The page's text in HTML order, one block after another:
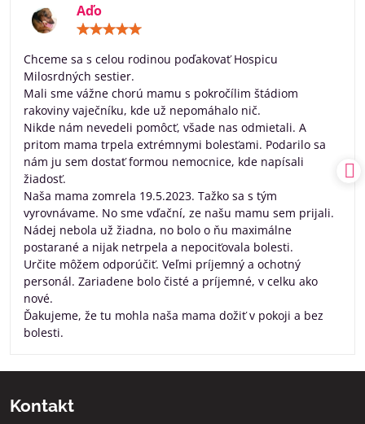
Aďo
5
Chceme sa s celou rodinou poďakovať Hospicu
Milosrdných sestier.
Mali sme vážne chorú mamu s pokročílim štádiom
rakoviny vaječníku, kde už nepomáhalo nič.
Nikde nám nevedeli pomôcť, všade nas odmietali. A
pritom mama trpela extrémnymi bolesťami. Podarilo sa
nám ju sem dostať formou nemocnice, kde napísali
žiadosť.
Naša mama zomrela 19.5.2023. Tažko sa s tým
vyrovnávame. No sme vďační, ze našu mamu sem prijali.
Nádej nebola už žiadna, no bolo o ňu maximálne
postarané a nijak netrpela a nepociťovala bolesti.
Určite môžem odporúčiť. Veľmi príjemný a ochotný
personál. Zariadene bolo čisté a príjemné, v celku ako
nové.
Ďakujeme, že tu mohla naša mama dožiť v pokoji a bez
bolesti.
Kontakt